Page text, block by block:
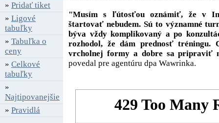
» Pridať tiket
» Ligové
tabuľky
» Tabuľka o
ceny
» Celkové
tabuľky
»
Najtipovanejšie
» Pravidlá
"Musím s ľútosťou oznámiť, že v
štartovať nebudem. Sú to významné
býva vždy komplikovaný a po
rozhodol, že dám prednosť tréningu.
vrcholnej formy a dobre sa pripraviť
povedal pre agentúru dpa Wawrinka.